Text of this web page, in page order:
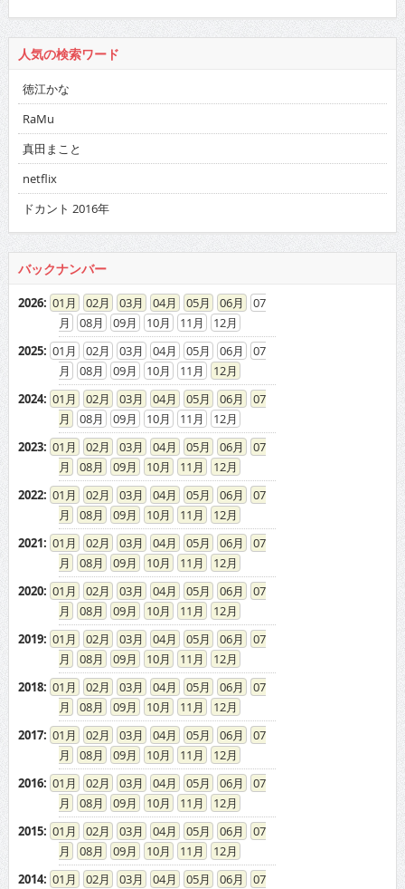
人気の検索ワード
徳江かな
RaMu
真田まこと
netflix
ドカント 2016年
バックナンバー
2026: 01 02 03 04 05 06
07
08
09 10 11
12
2025: 01 02 03 04 05 06
07
08
09 10 11
12
2024: 01 02 03 04 05 06
07
08
09 10 11
12
2023: 01 02 03 04 05 06
07
08
09 10 11
12
2022: 01 02 03 04 05 06
07
08
09 10 11
12
2021: 01 02 03 04 05 06
07
08
09 10 11
12
2020: 01 02 03 04 05 06
07
08
09 10 11
12
2019: 01 02 03 04 05 06
07
08
09 10 11
12
2018: 01 02 03 04 05 06
07
08
09 10 11
12
2017: 01 02 03 04 05 06
07
08
09 10 11
12
2016: 01 02 03 04 05 06
07
08
09 10 11
12
2015: 01 02 03 04 05 06
07
08
09 10 11
12
2014: 01 02 03 04 05 06
07